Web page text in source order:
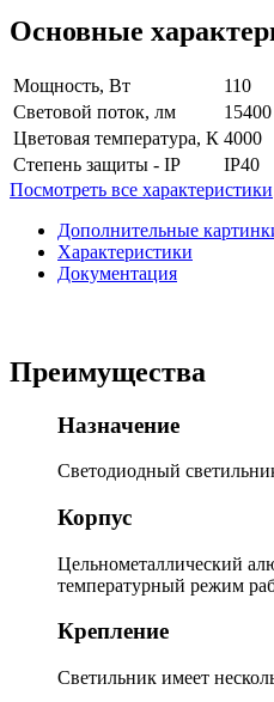
Основные
Мощность, Вт
110
Световой поток, лм
15400
Цветовая температура, К 4000
Степень защиты - IP
IP40
Посмотреть все характеристики
Дополнительные
Характеристики
Документация
Преимущества
Назначение
Светодиодный
Корпус
Цельнометаллический
температурный режим
Крепление
Светильник имеет